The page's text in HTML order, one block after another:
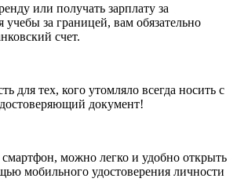
или получать зарплату за
учебы за границей, вам обязательно
счет.
для тех, кого утомляло всегда носить с
документ!
смартфон, можно легко и удобно открыть
мобильного удостоверения личности